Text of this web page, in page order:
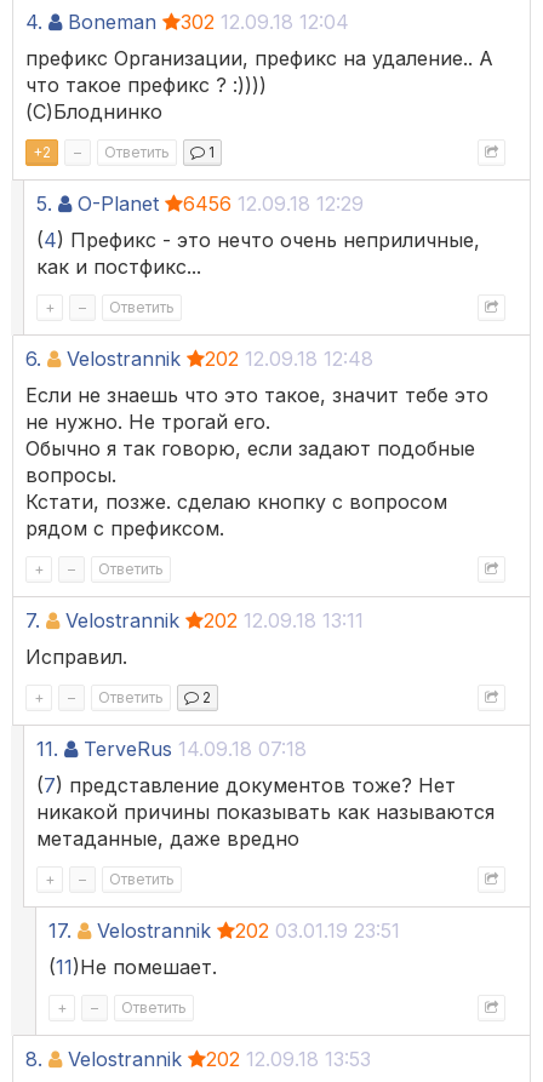
4. Boneman 302 12.09.18 12:04
префикс Организации, префикс на удаление.. А
что такое префикс ? :))))
(С)Блоднинко
+2 – Ответить 1
5. O-Planet 6456 12.09.18 12:29
(4) Префикс - это нечто очень неприличные,
как и постфикс...
+ – Ответить
6. Velostrannik 202 12.09.18 12:48
Если не знаешь что это такое, значит тебе это
не нужно. Не трогай его.
Обычно я так говорю, если задают подобные
вопросы.
Кстати, позже. сделаю кнопку с вопросом
рядом с префиксом.
+ – Ответить
7. Velostrannik 202 12.09.18 13:11
Исправил.
+ – Ответить 2
11. TerveRus 14.09.18 07:18
(7) представление документов тоже? Нет
никакой причины показывать как называются
метаданные, даже вредно
+ – Ответить
17. Velostrannik 202 03.01.19 23:51
(11)Не помешает.
+ – Ответить
8. Velostrannik 202 12.09.18 13:53